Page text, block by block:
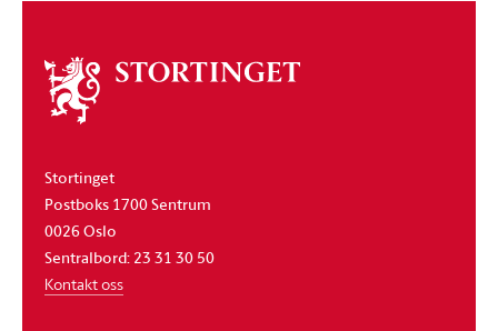
Om
stortinget
Stortinget
Postboks 1700 Sentrum
0026 Oslo
Sentralbord: 23 31 30 50
Kontakt oss